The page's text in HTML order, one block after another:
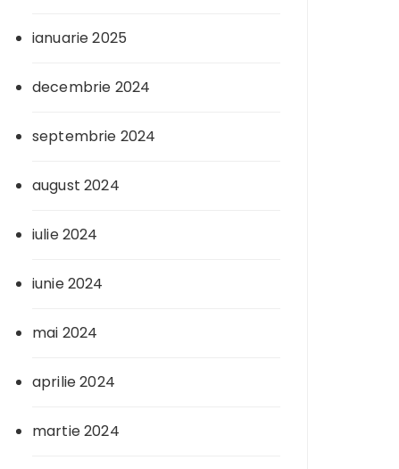
ianuarie 2025
decembrie 2024
septembrie 2024
august 2024
iulie 2024
iunie 2024
mai 2024
aprilie 2024
martie 2024